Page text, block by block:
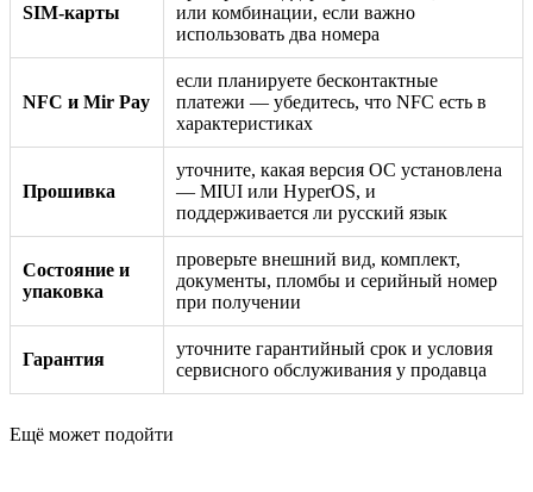
SIM-карты
или комбинации, если важно
использовать два номера
NFC и Mir Pay
если планируете бесконтактные
платежи — убедитесь, что NFC есть в
характеристиках
Прошивка
уточните, какая версия ОС установлена
— MIUI или HyperOS, и
поддерживается ли русский язык
Состояние и
упаковка
проверьте внешний вид, комплект,
документы, пломбы и серийный номер
при получении
Гарантия
уточните гарантийный срок и условия
сервисного обслуживания у продавца
Ещё может подойти